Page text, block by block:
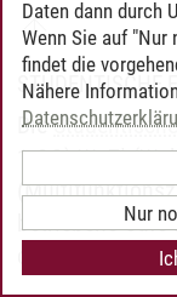
STUDENTISCHE
Die
1.OG) WoZi
betriebene
offen und
Daten dann durch
Wenn Sie auf
findet die
Nähere
Nur